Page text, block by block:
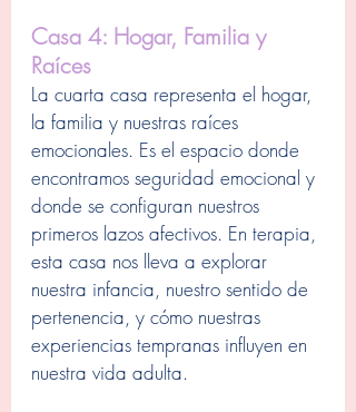
Casa 4: Hogar, Familia y
Raíces
La cuarta casa representa el hogar,
la familia y nuestras raíces
emocionales. Es el espacio donde
encontramos seguridad emocional y
donde se configuran nuestros
primeros lazos afectivos. En terapia,
esta casa nos lleva a explorar
nuestra infancia, nuestro sentido de
pertenencia, y cómo nuestras
experiencias tempranas influyen en
nuestra vida adulta.